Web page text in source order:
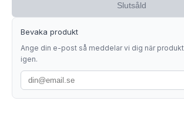
Slutsåld
Bevaka produkt
Ange din e-post så meddelar vi dig när
igen.